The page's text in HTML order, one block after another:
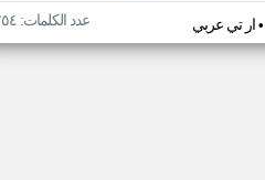
ار تي عربي• عدد الكلمات: ٢٥٤